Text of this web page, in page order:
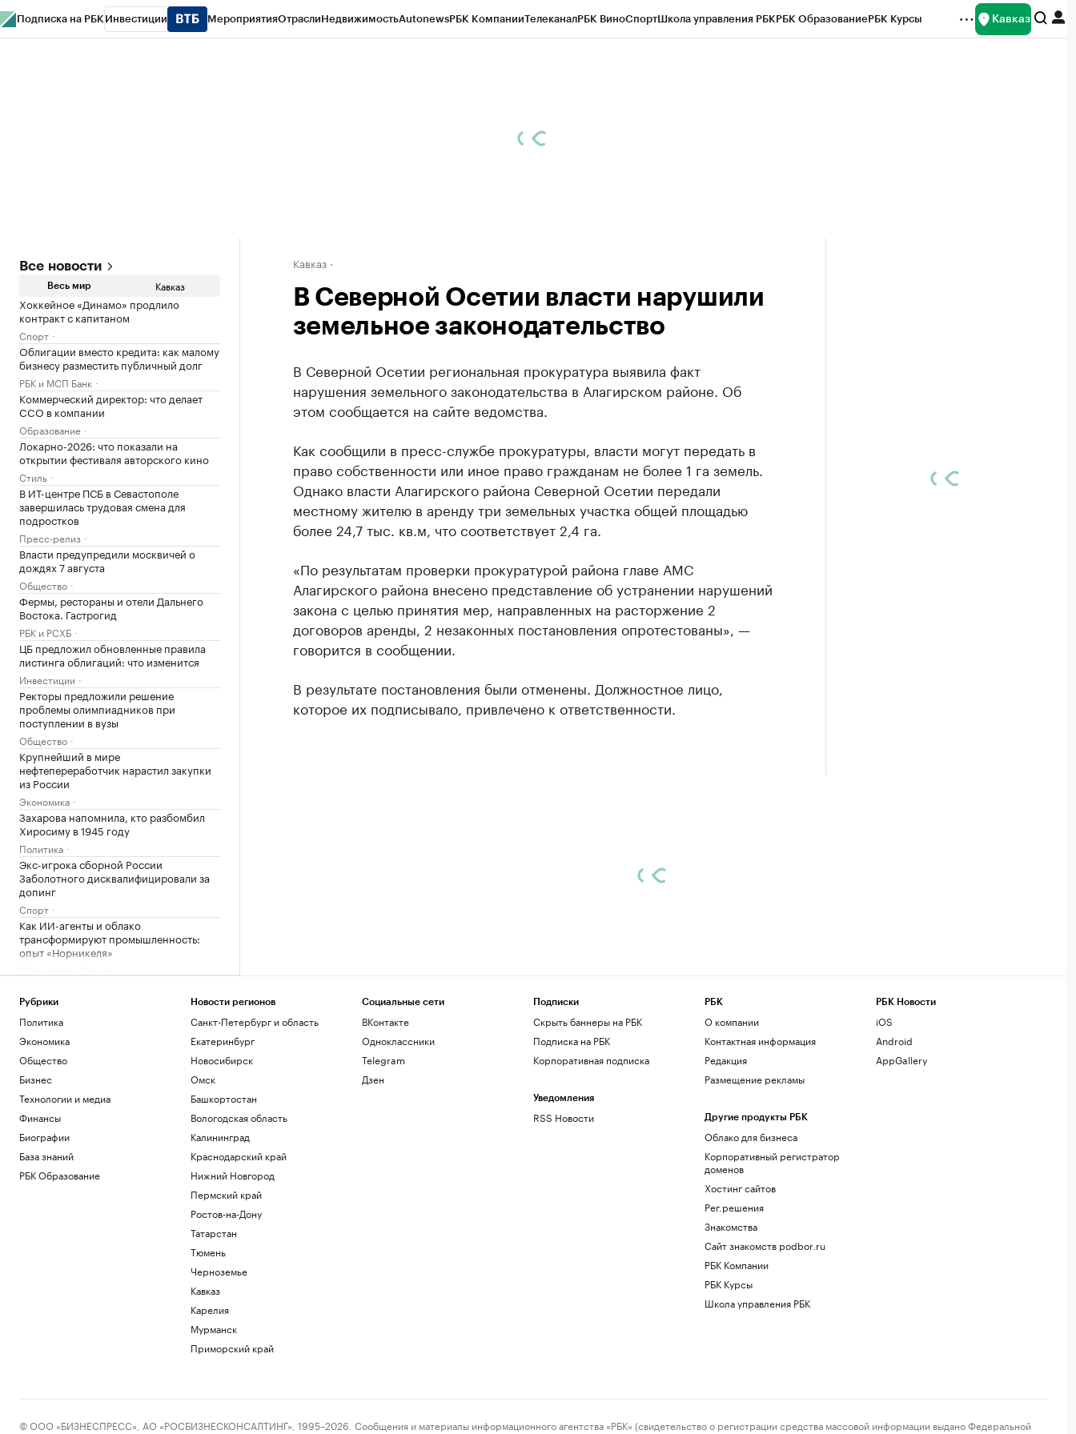
Подписка на РБК Инвестиции МероприятияОтраслиНедвижимостьAutonewsРБК КомпанииТелеканалРБК ВиноСпортШкола управления РБКРБК ОбразованиеРБК Курсы Кавказ
Все новости
Весь мир Кавказ
Хоккейное «Динамо» продлило
контракт с капитаном
Спорт
Облигации вместо кредита: как малому
бизнесу разместить публичный долг
РБК и МСП Банк
Коммерческий директор: что делает
CCO в компании
Образование
Локарно-2026: что показали на
открытии фестиваля авторского кино
Стиль
В ИТ-центре ПСБ в Севастополе
завершилась трудовая смена для
подростков
Пресс-релиз
Власти предупредили москвичей о
дождях 7 августа
Общество
Фермы, рестораны и отели Дальнего
Востока. Гастрогид
РБК и РСХБ
ЦБ предложил обновленные правила
листинга облигаций: что изменится
Инвестиции
Ректоры предложили решение
проблемы олимпиадников при
поступлении в вузы
Общество
Крупнейший в мире
нефтепереработчик нарастил закупки
из России
Экономика
Захарова напомнила, кто разбомбил
Хиросиму в 1945 году
Политика
Экс-игрока сборной России
Заболотного дисквалифицировали за
допинг
Спорт
Как ИИ-агенты и облако
трансформируют промышленность:
опыт «Норникеля»
в Европе. Фото из космоса
Общество
уничтожили за сутки российские
военные
Политика
Россия обогнала три страны Евросоюза
по средней зарплате с учетом цен
Экономика
В Сеуле обыскали офис KFA из-за
назначения экс-тренера сборной по
футболу
Московская школьница, набравшая
500 баллов на ЕГЭ, поступила в МФТИ
Финансы после 60: ошибки, которые
Кавказ
В Северной Осетии власти нарушили
земельное законодательство
В Северной Осетии региональная прокуратура выявила факт
нарушения земельного законодательства в Алагирском районе. Об
этом сообщается на сайте ведомства.
Как сообщили в пресс-службе прокуратуры, власти могут передать в
право собственности или иное право гражданам не более 1 га земель.
Однако власти Алагирского района Северной Осетии передали
местному жителю в аренду три земельных участка общей площадью
более 24,7 тыс. кв.м, что соответствует 2,4 га.
«По результатам проверки прокуратурой района главе АМС
Алагирского района внесено представление об устранении нарушений
закона с целью принятия мер, направленных на расторжение 2
договоров аренды, 2 незаконных постановления опротестованы», —
говорится в сообщении.
В результате постановления были отменены. Должностное лицо,
которое их подписывало, привлечено к ответственности.
Рубрики
Политика
Экономика
Общество
Бизнес
Технологии и медиа
Финансы
Биографии
База знаний
РБК Образование
Новости регионов
Санкт-Петербург и область
Екатеринбург
Новосибирск
Омск
Башкортостан
Вологодская область
Калининград
Краснодарский край
Нижний Новгород
Пермский край
Ростов-на-Дону
Татарстан
Тюмень
Черноземье
Кавказ
Карелия
Мурманск
Приморский край
Социальные сети
ВКонтакте
Одноклассники
Telegram
Дзен
Подписки
Скрыть баннеры на РБК
Подписка на РБК
Корпоративная подписка
Уведомления
RSS Новости
РБК
О компании
Контактная информация
Редакция
Размещение рекламы
Другие продукты РБК
Облако для бизнеса
Корпоративный регистратор
доменов
Хостинг сайтов
Рег.решения
Знакомства
Сайт знакомств podbor.ru
РБК Компании
РБК Курсы
Школа управления РБК
РБК Новости
iOS
Android
AppGallery
© ООО «БИЗНЕСПРЕСС», АО «РОСБИЗНЕСКОНСАЛТИНГ», 1995–2026. Сообщения и материалы информационного агентства «РБК» (свидетельство о регистрации средства массовой информации выдано Федеральной